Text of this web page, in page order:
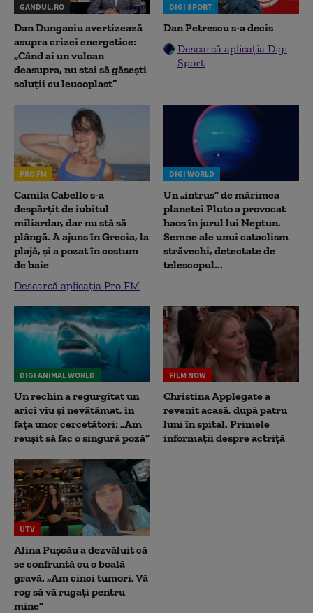
GANDUL.RO
Dan Dungaciu avertizează
asupra crizei energetice:
„Când ai un vulcan
deasupra, nu stai să găsești
soluții cu leucoplast”
DIGI SPORT
Dan Petrescu s-a decis
Descarcă aplicația Digi
Sport
PRO FM
Camila Cabello s-a
despărțit de iubitul
miliardar, dar nu stă să
plângă. A ajuns în Grecia, la
plajă, și a pozat în costum
de baie
Descarcă aplicația Pro FM
DIGI WORLD
Un „intrus” de mărimea
planetei Pluto a provocat
haos în jurul lui Neptun.
Semne ale unui cataclism
străvechi, detectate de
telescopul...
DIGI ANIMAL WORLD
Un rechin a regurgitat un
arici viu și nevătămat, în
fața unor cercetători: „Am
reușit să fac o singură poză”
FILM NOW
Christina Applegate a
revenit acasă, după patru
luni în spital. Primele
informații despre actriță
UTV
Alina Pușcău a dezvăluit că
se confruntă cu o boală
gravă. „Am cinci tumori. Vă
rog să vă rugați pentru
mine”